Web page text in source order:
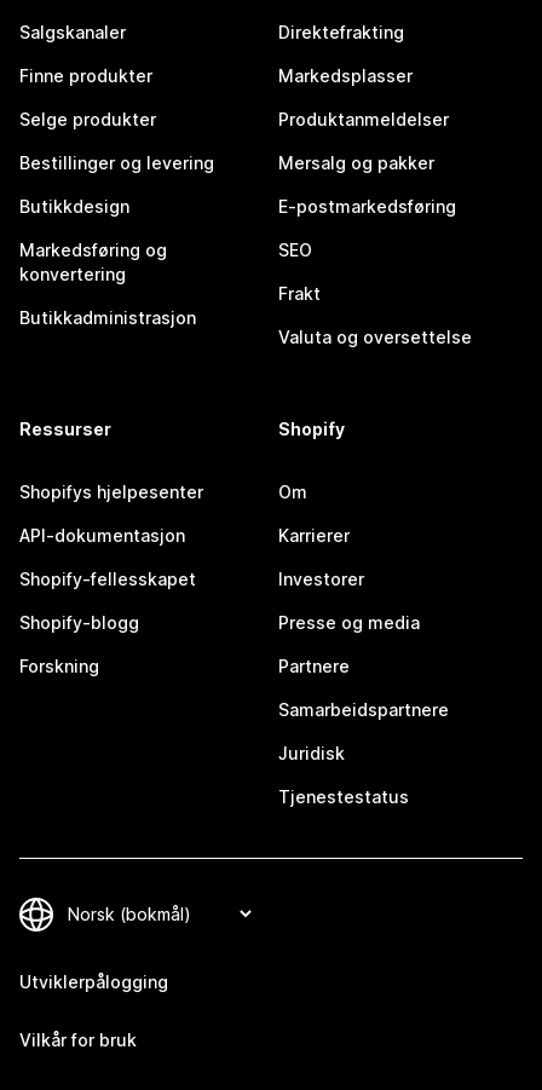
Salgskanaler
Finne produkter
Selge produkter
Bestillinger og levering
Butikkdesign
Markedsføring og
konvertering
Butikkadministrasjon
Direktefrakting
Markedsplasser
Produktanmeldelser
Mersalg og pakker
E-postmarkedsføring
SEO
Frakt
Valuta og oversettelse
Ressurser
Shopifys hjelpesenter
API-dokumentasjon
Shopify-fellesskapet
Shopify-blogg
Forskning
Shopify
Om
Karrierer
Investorer
Presse og media
Partnere
Samarbeidspartnere
Juridisk
Tjenestestatus
Utviklerpålogging
Vilkår for bruk